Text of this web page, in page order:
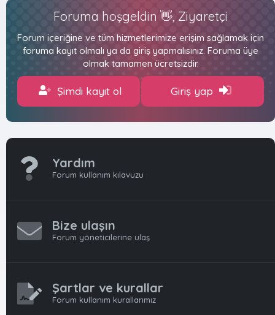
Foruma hoşgeldin 👋, Ziyaretçi
Forum içeriğine ve tüm hizmetlerimize erişim sağlamak için
foruma kayıt olmalı ya da giriş yapmalısınız. Foruma üye
olmak tamamen ücretsizdir.
Şimdi kayıt ol Giriş yap
Yardım
Forum kullanım kılavuzu
Bize ulaşın
Forum yöneticilerine ulaş
Şartlar ve kurallar
Forum kullanım kurallarımız